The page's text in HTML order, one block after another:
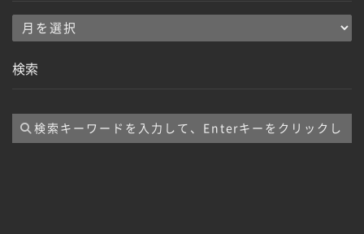
ア
カ
ブ
検索